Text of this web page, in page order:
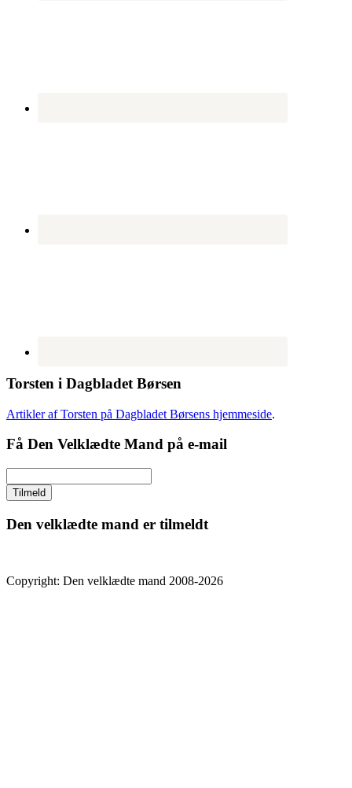
Torsten i Dagbladet Børsen
Artikler af Torsten på Dagbladet Børsens hjemmeside.
Få Den Velklædte Mand på e-mail
Den velklædte mand er tilmeldt
Copyright: Den velklædte mand 2008-2026